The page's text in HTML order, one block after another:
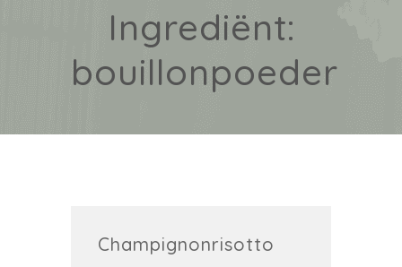
Ingrediënt:
bouillonpoeder
Champignonrisotto